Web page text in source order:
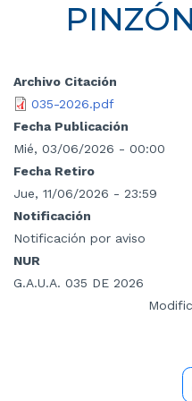
Archivo Citación
035-2026.pdf
Fecha Publicación
Mié, 03/06/2026 - 00:00
Fecha Retiro
Jue, 11/06/2026 - 23:59
Notificación
Notificación por aviso
NUR
G.A.U.A. 035 DE 2026